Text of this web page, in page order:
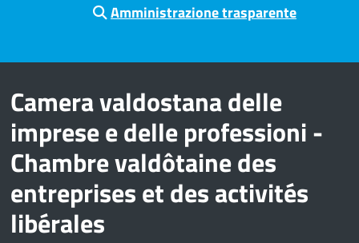
Amministrazione trasparente
Camera valdostana delle
imprese e delle professioni -
Chambre valdôtaine des
entreprises et des activités
libérales